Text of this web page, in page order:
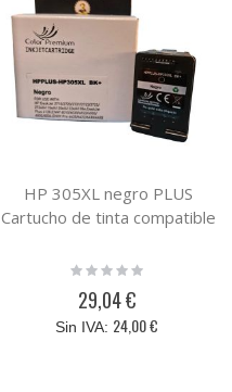
HP 305XL negro PLUS
Cartucho de tinta compatible
Rating:
29,04 €
24,00 €